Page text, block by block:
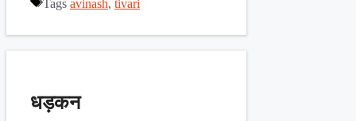
Tags avinash, tivari
धड़कन